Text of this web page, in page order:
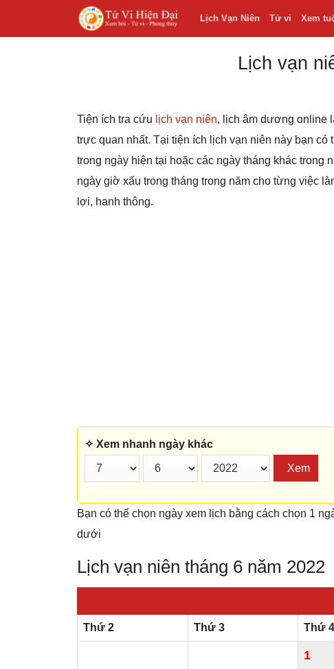
Lịch Vạn Niên Tử vi Xem
Lịch vạn
Tiện ích tra cứu lịch vạn niên, lịch âm dương online
trực quan nhất. Tại tiện ích lịch vạn niên này bạn
trong ngày hiện tại hoặc các ngày tháng khác
ngày giờ xấu trong tháng trong năm cho từng việc
lợi, hanh thông.
✧ Xem nhanh ngày khác
Xem
Bạn có thể chọn ngày xem lịch bằng cách chọn 1
dưới
Lịch vạn niên tháng 6 năm 2022
Thứ 2 Thứ 3 Thứ 4
1